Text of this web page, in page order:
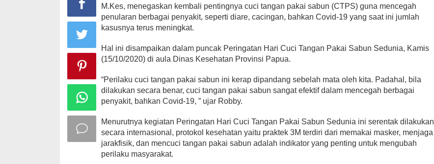
M.Kes, menegaskan kembali pentingnya cuci tangan pakai sabun (CTPS) guna mencegah
penularan berbagai penyakit, seperti diare, cacingan, bahkan Covid-19 yang saat ini jumlah
kasusnya terus meningkat.
Hal ini disampaikan dalam puncak Peringatan Hari Cuci Tangan Pakai Sabun Sedunia, Kamis
(15/10/2020) di aula Dinas Kesehatan Provinsi Papua.
“Perilaku cuci tangan pakai sabun ini kerap dipandang sebelah mata oleh kita. Padahal, bila
dilakukan secara benar, cuci tangan pakai sabun sangat efektif dalam mencegah berbagai
penyakit, bahkan Covid-19, ” ujar Robby.
Menurutnya kegiatan Peringatan Hari Cuci Tangan Pakai Sabun Sedunia ini serentak dilakukan
secara internasional, protokol kesehatan yaitu praktek 3M terdiri dari memakai masker, menjaga
jarakfisik, dan mencuci tangan pakai sabun adalah indikator yang penting untuk mengubah
perilaku masyarakat.